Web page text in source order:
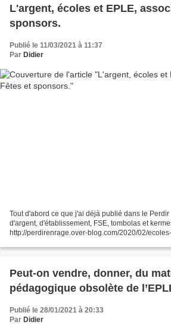
L'argent, écoles et EPLE,
sponsors.
Publié le 11/03/2021 à 11:37
Par Didier
Tout d'abord ce que j'ai déjà publié dans le
d'argent, d'établissement, FSE, tombolas et
http://perdirenrage.over-blog.com/2020/02/
blog.com/2019/06/foyer-socio-educatif-
Peut-on vendre, donner, du
pédagogique obsolète de
Publié le 28/01/2021 à 20:33
Par Didier